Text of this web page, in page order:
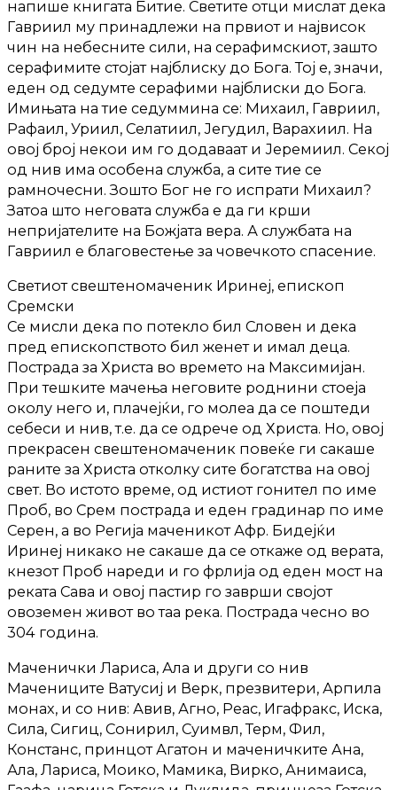
напише книгата Битие. Светите отци мислат дека
Гавриил му принадлежи на првиот и највисок
чин на небесните сили, на серафимскиот, зашто
серафимите стојат најблиску до Бога. Тој е, значи,
еден од седумте серафими најблиски до Бога.
Имињата на тие седуммина се: Михаил, Гавриил,
Рафаил, Уриил, Селатиил, Јегудил, Варахиил. На
овој број некои им го додаваат и Јеремиил. Секој
од нив има особена служба, а сите тие се
рамночесни. Зошто Бог не го испрати Михаил?
Затоа што неговата служба е да ги крши
непријателите на Божјата вера. А службата на
Гавриил е благовестење за човечкото спасение.
Светиот свештеномаченик Иринеј, епископ
Сремски
Се мисли дека по потекло бил Словен и дека
пред епископството бил женет и имал деца.
Пострада за Христа во времето на Максимијан.
При тешките мачења неговите роднини стоеја
околу него и, плачејќи, го молеа да се поштеди
себеси и нив, т.е. да се одрече од Христа. Но, овој
прекрасен свештеномаченик повеќе ги сакаше
раните за Христа отколку сите богатства на овој
свет. Во истото време, од истиот гонител по име
Проб, во Срем пострада и еден градинар по име
Серен, а во Регија маченикот Афр. Бидејќи
Иринеј никако не сакаше да се откаже од верата,
кнезот Проб нареди и го фрлија од еден мост на
реката Сава и овој пастир го заврши својот
овоземен живот во таа река. Пострада чесно во
304 година.
Маченички Лариса, Ала и други со нив
Мачениците Ватусиј и Верк, презвитери, Арпила
монах, и со нив: Авив, Агно, Реас, Игафракс, Иска,
Сила, Сигиц, Сонирил, Суимвл, Терм, Фил,
Констанс, принцот Агатон и маченичките Ана,
Ала, Лариса, Моико, Мамика, Вирко, Анимаиса,